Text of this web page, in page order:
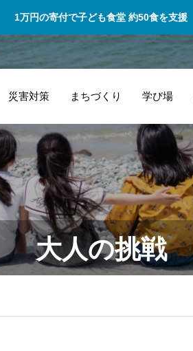
1万円の寄付で子ども食堂 約50食を支援
災害対策 まちづくり 学び場
出会いの場を作っ
ていただいたばい
にゃこ村には感謝
です。 大人の挑戦